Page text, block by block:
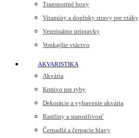
Transportné boxy
Vitamíny a doplnky stravy pre vtáky
Veterinárne prípravky
Vonkajšie vtáctvo
AKVARISTIKA
Akvária
Krmivo pre ryby
Dekorácie a vybavenie akvária
Rastliny a starostlivosť
Čerpadlá a čerpacie hlavy